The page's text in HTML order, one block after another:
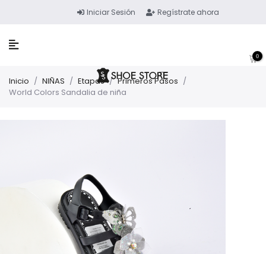
Iniciar Sesión Regístrate ahora
0
Inicio / NIÑAS / Etapas / Primeros Pasos /
World Colors Sandalia de niña